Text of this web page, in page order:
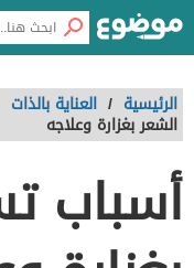
الرئيسية / العناية بالذات
الشعر بغزارة وعلاجه
أسباب